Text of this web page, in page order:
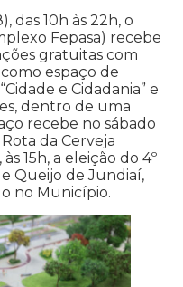
das 10h às 22h, o
Fepasa) recebe
gratuitas com
espaço de
e Cidadania” e
dentro de uma
recebe no sábado
da Cerveja
15h, a eleição do 4º
Queijo de Jundiaí,
no Município.